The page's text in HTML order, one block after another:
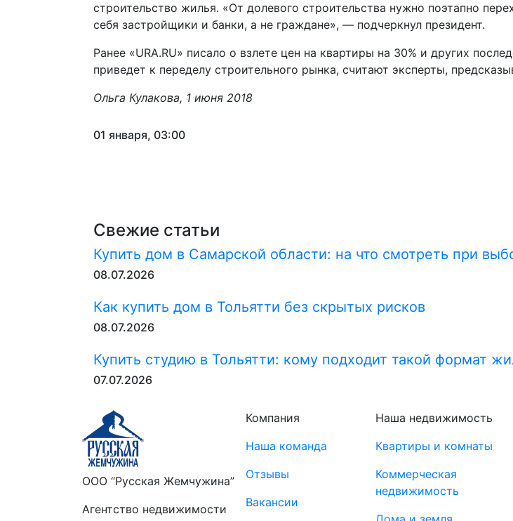
строительство жилья. «От долевого строительства нужно поэтапно
себя застройщики и банки, а не граждане», — подчеркнул президент.
Ранее «URA.RU» писало о взлете цен на квартиры на 30% и других
приведет к переделу строительного рынка, считают эксперты,
Ольга Кулакова, 1 июня 2018
01 января, 03:00
Свежие статьи
Купить дом в Самарской области: на что смотреть при
08.07.2026
Как купить дом в Тольятти без скрытых рисков
08.07.2026
Купить студию в Тольятти: кому подходит такой формат
07.07.2026
ООО “Русская Жемчужина”
Агентство недвижимости
Компания
Наша команда
Отзывы
Вакансии
Наша недвижимость
Квартиры и комнаты
Коммерческая
недвижимость